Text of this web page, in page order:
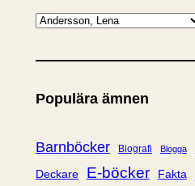
K
t
g
r
i
Populära ämnen
Barnböcker Biografi Blogga
Deckare E-böcker Fakta